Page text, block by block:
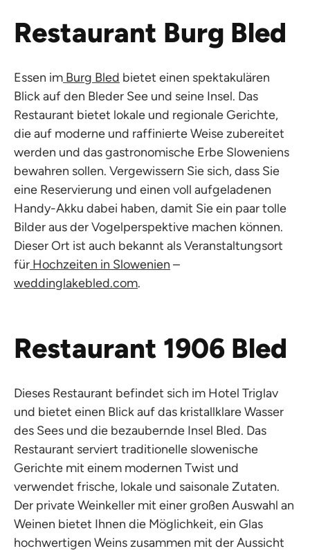
Restaurant Burg Bled
Essen im Burg Bled bietet einen spektakulären
Blick auf den Bleder See und seine Insel. Das
Restaurant bietet lokale und regionale Gerichte,
die auf moderne und raffinierte Weise zubereitet
werden und das gastronomische Erbe Sloweniens
bewahren sollen. Vergewissern Sie sich, dass Sie
eine Reservierung und einen voll aufgeladenen
Handy-Akku dabei haben, damit Sie ein paar tolle
Bilder aus der Vogelperspektive machen können.
Dieser Ort ist auch bekannt als Veranstaltungsort
für Hochzeiten in Slowenien –
weddinglakebled.com.
Restaurant 1906 Bled
Dieses Restaurant befindet sich im Hotel Triglav
und bietet einen Blick auf das kristallklare Wasser
des Sees und die bezaubernde Insel Bled. Das
Restaurant serviert traditionelle slowenische
Gerichte mit einem modernen Twist und
verwendet frische, lokale und saisonale Zutaten.
Der private Weinkeller mit einer großen Auswahl an
Weinen bietet Ihnen die Möglichkeit, ein Glas
hochwertigen Weins zusammen mit der Aussicht